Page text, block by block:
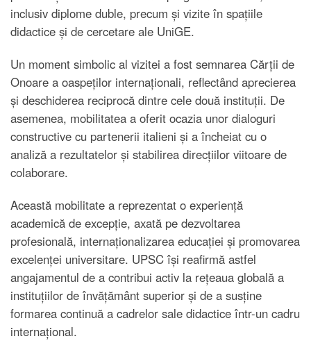
inclusiv diplome duble, precum și vizite în spațiile
didactice și de cercetare ale UniGE.
Un moment simbolic al vizitei a fost semnarea Cărții de
Onoare a oaspeților internaționali, reflectând aprecierea
și deschiderea reciprocă dintre cele două instituții. De
asemenea, mobilitatea a oferit ocazia unor dialoguri
constructive cu partenerii italieni și a încheiat cu o
analiză a rezultatelor și stabilirea direcțiilor viitoare de
colaborare.
Această mobilitate a reprezentat o experiență
academică de excepție, axată pe dezvoltarea
profesională, internaționalizarea educației și promovarea
excelenței universitare. UPSC își reafirmă astfel
angajamentul de a contribui activ la rețeaua globală a
instituțiilor de învățământ superior și de a susține
formarea continuă a cadrelor sale didactice într-un cadru
internațional.